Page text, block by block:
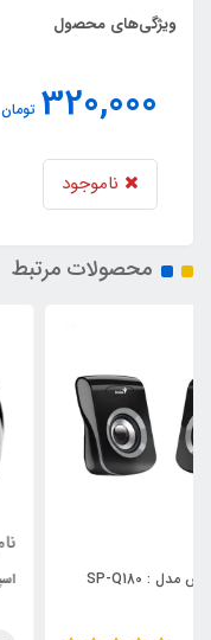
ویژگی‌های محصول
320,000 تومان
ناموجود
محصولات مرتبط
اسپیکر جنیوس مدل : SP-Q160